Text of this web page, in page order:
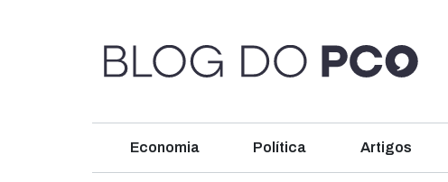
Economia Política Artigos